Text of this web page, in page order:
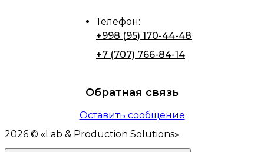
Телефон:
+998 (95) 170-44-48
+7 (707) 766-84-14
Обратная связь
Оставить сообщение
2026 © « Lab & Production Solutions».